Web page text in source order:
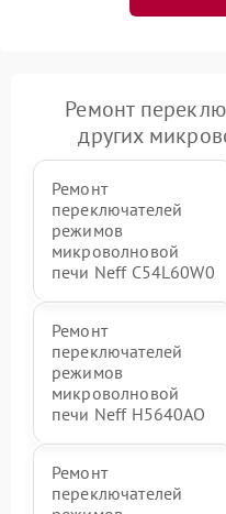
Ремонт
других
Ремонт
переключателей
режимов
микроволновой
печи Neff C54L60W0
Ремонт
переключателей
режимов
микроволновой
печи Neff H5640AO
Ремонт
переключателей